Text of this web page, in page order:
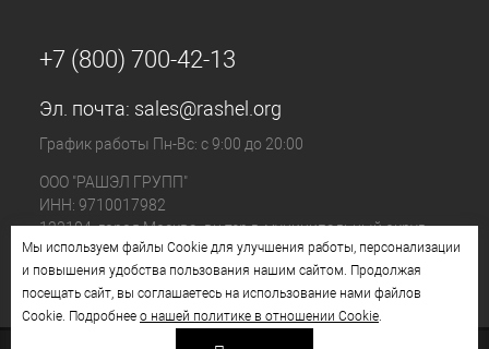
+7 (800) 700-42-13
Эл. почта: sales@rashel.org
График работы Пн-Вс: с 9:00 до 20:00
ООО "РАШЭЛ ГРУПП"
ИНН: 9710017982
123104, город Москва, вн.тер.г. муниципальный округ
Пресненский, ул. Большая Бронная, д. 23 стр. 1, этаж 4
помещ. I, ком. №11
Мы используем файлы Cookie для улучшения работы, персонализации
и повышения удобства пользования нашим сайтом. Продолжая
посещать сайт, вы соглашаетесь на использование нами файлов
Cookie. Подробнее о нашей политике в отношении Cookie.